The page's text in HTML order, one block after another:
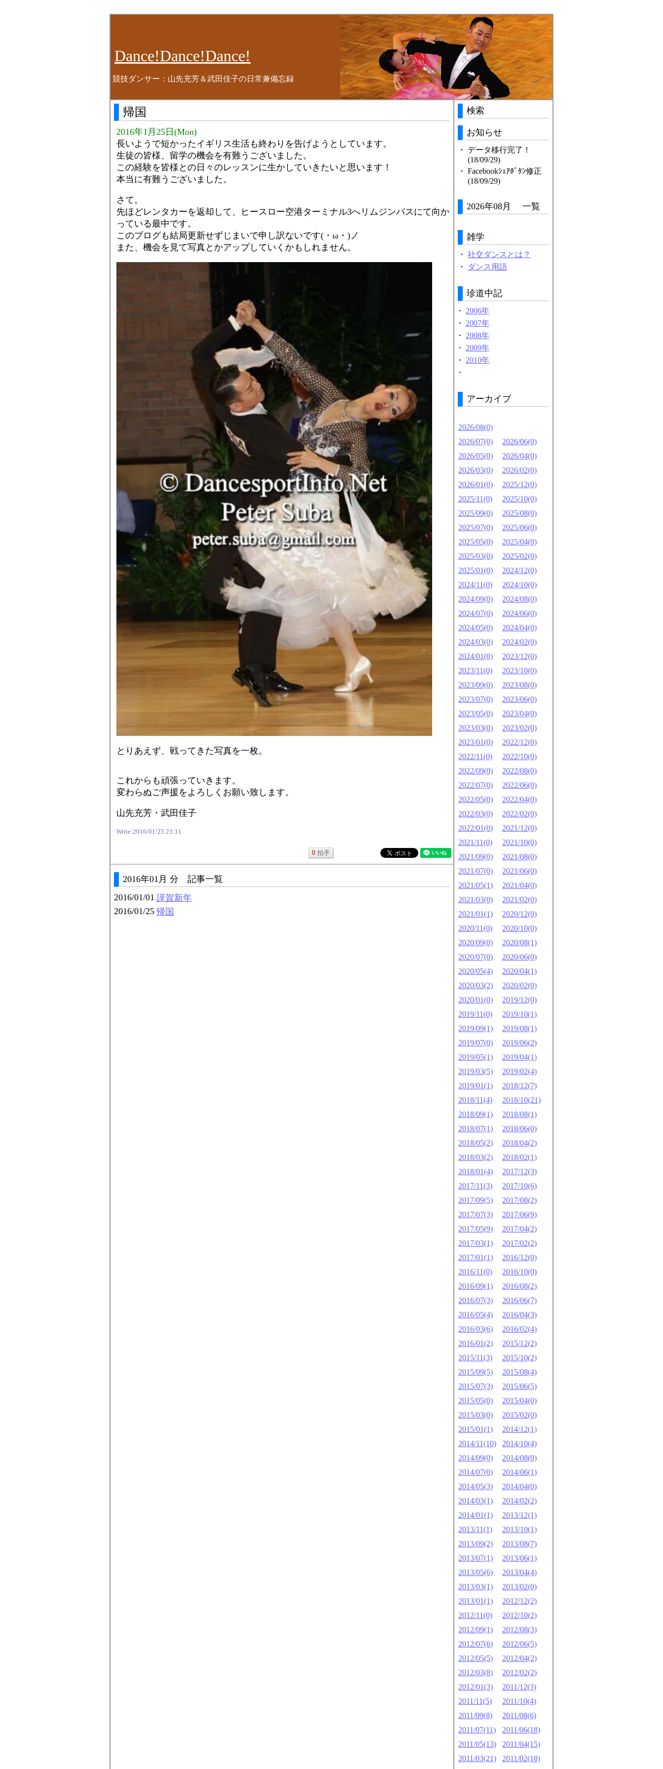
Dance!Dance!Dance!
競技ダンサー：山先充芳＆武田佳子の日常兼備忘録
帰国
2016年1月25日(Mon)
長いようで短かったイギリス生活も終わりを告げようとしています。
生徒の皆様、留学の機会を有難うございました。
この経験を皆様との日々のレッスンに生かしていきたいと思います！
本当に有難うございました。
さて。
先ほどレンタカーを返却して、ヒースロー空港ターミナル3へリムジンバスにて向か
っている最中です。
このブログも結局更新せずじまいで申し訳ないです(・ω・)ノ
また、機会を見て写真とかアップしていくかもしれません。
とりあえず、戦ってきた写真を一枚。
これからも頑張っていきます。
変わらぬご声援をよろしくお願い致します。
山先充芳・武田佳子
Write:2016/01/25 23:11
0 拍手
2016年01月 分 記事一覧
2016/01/01 謹賀新年
2016/01/25 帰国
検索
お知らせ
・
データ移行完了！
(18/09/29)
・ Facebookｼｪｱﾎﾞﾀﾝ修正
(18/09/29)
2026年08月 一覧
雑学
・ 社交ダンスとは？
・
ダンス用語
珍道中記
・
2006年
・
2007年
・
2008年
・
2009年
・
2010年
・
アーカイブ
2026/08(0)
2026/07(0)
2026/06(0)
2026/05(0)
2026/04(0)
2026/03(0)
2026/02(0)
2026/01(0)
2025/12(0)
2025/11(0)
2025/10(0)
2025/09(0)
2025/08(0)
2025/07(0)
2025/06(0)
2025/05(0)
2025/04(0)
2025/03(0)
2025/02(0)
2025/01(0)
2024/12(0)
2024/11(0)
2024/10(0)
2024/09(0)
2024/08(0)
2024/07(0)
2024/06(0)
2024/05(0)
2024/04(0)
2024/03(0)
2024/02(0)
2024/01(0)
2023/12(0)
2023/11(0)
2023/10(0)
2023/09(0)
2023/08(0)
2023/07(0)
2023/06(0)
2023/05(0)
2023/04(0)
2023/03(0)
2023/02(0)
2023/01(0)
2022/12(0)
2022/11(0)
2022/10(0)
2022/09(0)
2022/08(0)
2022/07(0)
2022/06(0)
2022/05(0)
2022/04(0)
2022/03(0)
2022/02(0)
2022/01(0)
2021/12(0)
2021/11(0)
2021/10(0)
2021/09(0)
2021/08(0)
2021/07(0)
2021/06(0)
2021/05(1)
2021/04(0)
2021/03(0)
2021/02(0)
2021/01(1)
2020/12(0)
2020/11(0)
2020/10(0)
2020/09(0)
2020/08(1)
2020/07(0)
2020/06(0)
2020/05(4)
2020/04(1)
2020/03(2)
2020/02(0)
2020/01(0)
2019/12(0)
2019/11(0)
2019/10(1)
2019/09(1)
2019/08(1)
2019/07(0)
2019/06(2)
2019/05(1)
2019/04(1)
2019/03(5)
2019/02(4)
2019/01(1)
2018/12(7)
2018/11(4)
2018/10(21)
2018/09(1)
2018/08(1)
2018/07(1)
2018/06(0)
2018/05(2)
2018/04(2)
2018/03(2)
2018/02(1)
2018/01(4)
2017/12(3)
2017/11(3)
2017/10(6)
2017/09(5)
2017/08(2)
2017/07(3)
2017/06(9)
2017/05(9)
2017/04(2)
2017/03(1)
2017/02(2)
2017/01(1)
2016/12(0)
2016/11(0)
2016/10(0)
2016/09(1)
2016/08(2)
2016/07(3)
2016/06(7)
2016/05(4)
2016/04(3)
2016/03(6)
2016/02(4)
2016/01(2)
2015/12(2)
2015/11(3)
2015/10(2)
2015/09(5)
2015/08(4)
2015/07(3)
2015/06(5)
2015/05(0)
2015/04(0)
2015/03(0)
2015/02(0)
2015/01(1)
2014/12(1)
2014/11(10)
2014/10(4)
2014/09(0)
2014/08(0)
2014/07(0)
2014/06(1)
2014/05(3)
2014/04(0)
2014/03(1)
2014/02(2)
2014/01(1)
2013/12(1)
2013/11(1)
2013/10(1)
2013/09(2)
2013/08(7)
2013/07(1)
2013/06(1)
2013/05(6)
2013/04(4)
2013/03(1)
2013/02(0)
2013/01(1)
2012/12(2)
2012/11(0)
2012/10(2)
2012/09(1)
2012/08(3)
2012/07(6)
2012/06(5)
2012/05(5)
2012/04(2)
2012/03(8)
2012/02(2)
2012/01(3)
2011/12(3)
2011/11(5)
2011/10(4)
2011/09(8)
2011/08(6)
2011/07(11)
2011/06(18)
2011/05(13)
2011/04(15)
2011/03(21)
2011/02(18)